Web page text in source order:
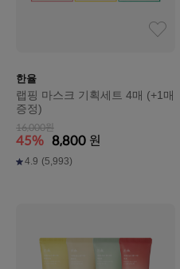
한율
랩핑 마스크 기획세트 4매 (+1매
증정)
16,000원
45% 8,800 원
4.9 (5,993)